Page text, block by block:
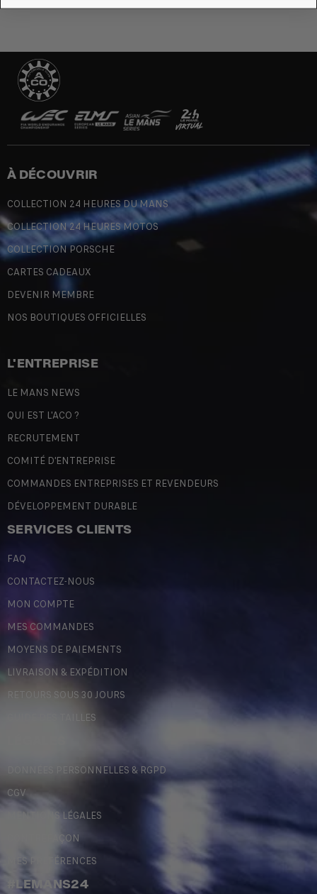
À DÉCOUVRIR
COLLECTION 24 HEURES DU MANS
COLLECTION 24 HEURES MOTOS
COLLECTION PORSCHE
CARTES CADEAUX
DEVENIR MEMBRE
NOS BOUTIQUES OFFICIELLES
L'ENTREPRISE
LE MANS NEWS
QUI EST L'ACO ?
RECRUTEMENT
COMITÉ D'ENTREPRISE
COMMANDES ENTREPRISES ET REVENDEURS
DÉVELOPPEMENT DURABLE
SERVICES CLIENTS
FAQ
CONTACTEZ-NOUS
MON COMPTE
MES COMMANDES
MOYENS DE PAIEMENTS
LIVRAISON & EXPÉDITION
RETOURS SOUS 30 JOURS
GUIDE DES TAILLES
DONNÉES PERSONNELLES & RGPD
CGV
MENTIONS LÉGALES
CONTREFAÇON
MES PRÉFÉRENCES
#LEMANS24